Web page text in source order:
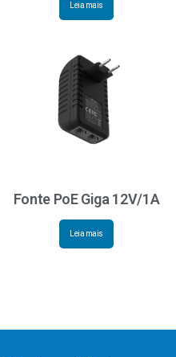
Leia mais
Fonte PoE Giga 12V/1A
Leia mais